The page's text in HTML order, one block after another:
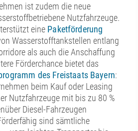
ist zudem die neue
Nutzfahrzeuge.
eine Paketförderung
Wasserstofftankstellen entlang
als auch die Anschaffung
Förderchance bietet das
des Freistaats Bayern:
beim Kauf oder Leasing
Nutzfahrzeuge mit bis zu 80 %
Diesel-Fahrzeugen
sind sämtliche